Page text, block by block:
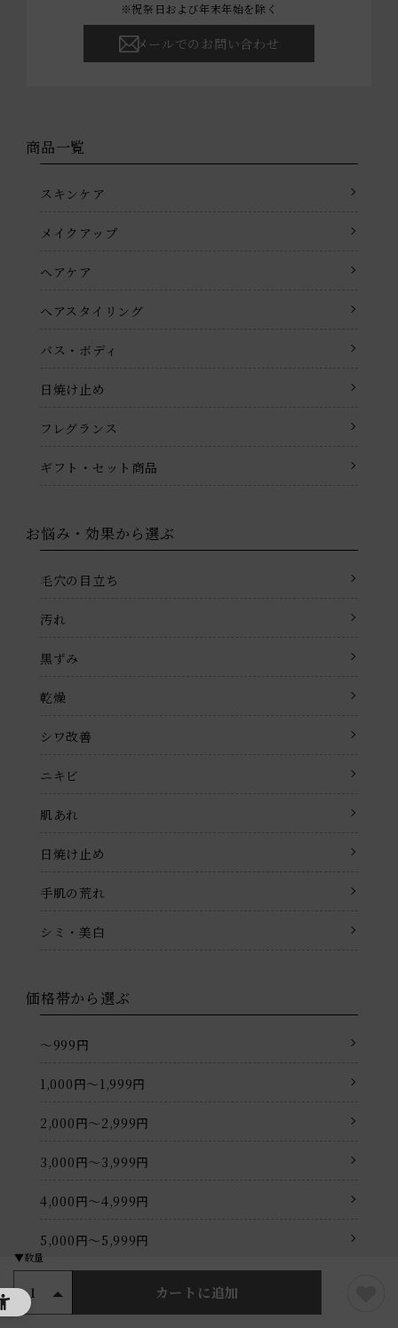
1 カートに追加
※祝祭日および年末年始を除く
メールでのお問い合わせ
商品一覧
スキンケア
メイクアップ
ヘアケア
ヘアスタイリング
バス・ボディ
日焼け止め
フレグランス
ギフト・セット商品
お悩み・効果から選ぶ
毛穴の目立ち
汚れ
黒ずみ
乾燥
シワ改善
ニキビ
肌あれ
日焼け止め
手肌の荒れ
シミ・美白
価格帯から選ぶ
〜999円
1,000円〜1,999円
2,000円〜2,999円
3,000円〜3,999円
4,000円〜4,999円
5,000円〜5,999円
7,000円〜7,999円